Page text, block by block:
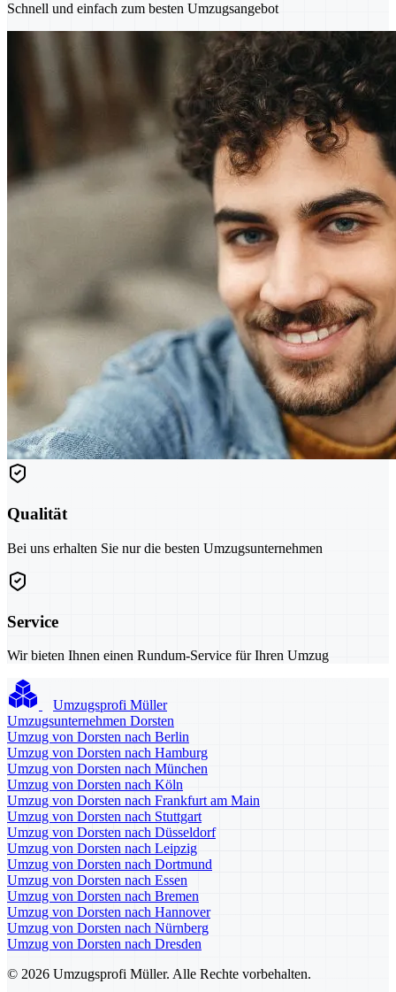
Schnell und einfach zum besten Umzugsangebot
Qualität
Bei uns erhalten Sie nur die besten Umzugsunternehmen
Service
Wir bieten Ihnen einen Rundum-Service für Ihren Umzug
Umzugsprofi Müller
Umzugsunternehmen Dorsten
Umzug von Dorsten nach Berlin
Umzug von Dorsten nach Hamburg
Umzug von Dorsten nach München
Umzug von Dorsten nach Köln
Umzug von Dorsten nach Frankfurt am Main
Umzug von Dorsten nach Stuttgart
Umzug von Dorsten nach Düsseldorf
Umzug von Dorsten nach Leipzig
Umzug von Dorsten nach Dortmund
Umzug von Dorsten nach Essen
Umzug von Dorsten nach Bremen
Umzug von Dorsten nach Hannover
Umzug von Dorsten nach Nürnberg
Umzug von Dorsten nach Dresden
© 2026 Umzugsprofi Müller. Alle Rechte vorbehalten.